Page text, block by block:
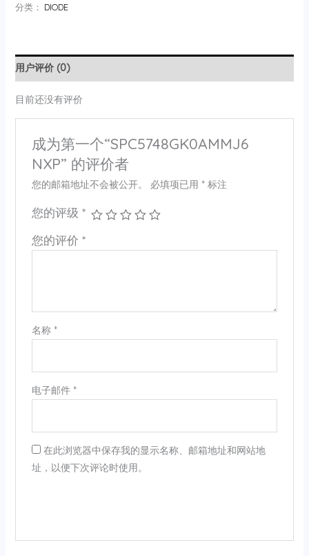
分类： DIODE
用户评价 (0)
目前还没有评价
成为第一个“SPC5748GK0AMMJ6
NXP” 的评价者
您的邮箱地址不会被公开。 必填项已用 *标注
您的评级 *
您的评价 *
名称 *
电子邮件 *
在此浏览器中保存我的显示名称、邮箱地址和网站地
址，以便下次评论时使用。